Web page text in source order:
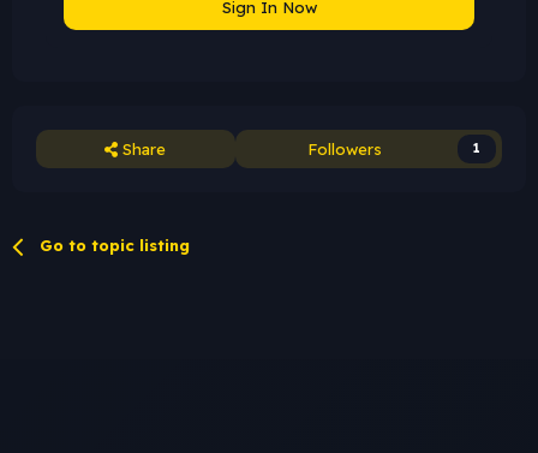
Sign In Now
Share Followers 1
Go to topic listing